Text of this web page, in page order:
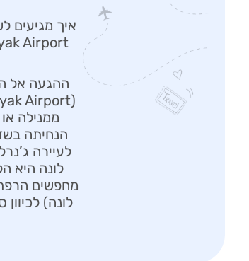
ההגעה אל
ממנילה
הנחיתה
לונה היא
לונה)